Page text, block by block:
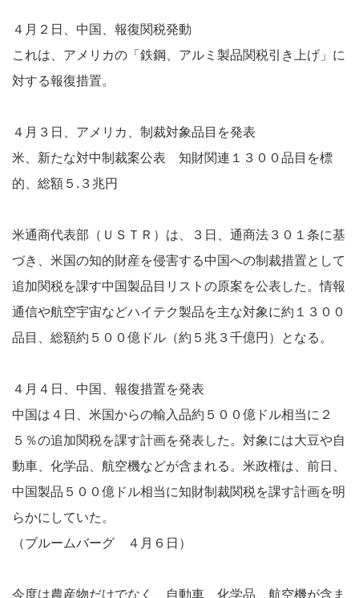
４月２日、中国、報復関税発動
これは、アメリカの「鉄鋼、アルミ製品関税引き上げ」に
対する報復措置。
４月３日、アメリカ、制裁対象品目を発表
米、新たな対中制裁案公表 知財関連１３００品目を標
的、総額５.３兆円
米通商代表部（ＵＳＴＲ）は、３日、通商法３０１条に基
づき、米国の知的財産を侵害する中国への制裁措置として
追加関税を課す中国製品目リストの原案を公表した。情報
通信や航空宇宙などハイテク製品を主な対象に約１３００
品目、総額約５００億ドル（約５兆３千億円）となる。
４月４日、中国、報復措置を発表
中国は４日、米国からの輸入品約５００億ドル相当に２
５％の追加関税を課す計画を発表した。対象には大豆や自
動車、化学品、航空機などが含まれる。米政権は、前日、
中国製品５００億ドル相当に知財制裁関税を課す計画を明
らかにしていた。
（ブルームバーグ ４月６日）
今度は農産物だけでなく、自動車、化学品、航空機が含ま